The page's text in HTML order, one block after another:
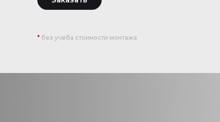
* без учеба стоимости монтажа